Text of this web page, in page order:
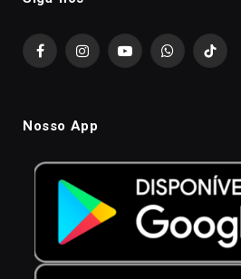
FacebookInstagramYouTubeWhatsAppTikTok
Nosso App